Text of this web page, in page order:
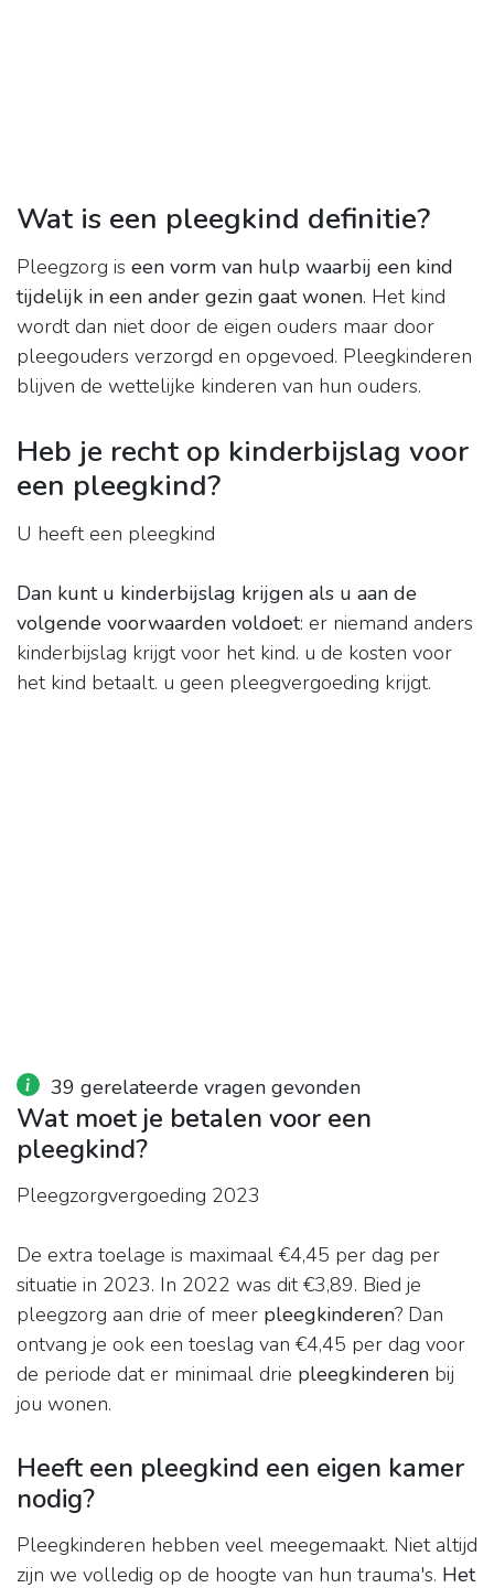
Wat is een pleegkind definitie?
Pleegzorg is een vorm van hulp waarbij een kind
tijdelijk in een ander gezin gaat wonen. Het kind
wordt dan niet door de eigen ouders maar door
pleegouders verzorgd en opgevoed. Pleegkinderen
blijven de wettelijke kinderen van hun ouders.
Heb je recht op kinderbijslag voor
een pleegkind?
U heeft een pleegkind
Dan kunt u kinderbijslag krijgen als u aan de
volgende voorwaarden voldoet: er niemand anders
kinderbijslag krijgt voor het kind. u de kosten voor
het kind betaalt. u geen pleegvergoeding krijgt.
39 gerelateerde vragen gevonden
Wat moet je betalen voor een
pleegkind?
Pleegzorgvergoeding 2023
De extra toelage is maximaal €4,45 per dag per
situatie in 2023. In 2022 was dit €3,89. Bied je
pleegzorg aan drie of meer pleegkinderen? Dan
ontvang je ook een toeslag van €4,45 per dag voor
de periode dat er minimaal drie pleegkinderen bij
jou wonen.
Heeft een pleegkind een eigen kamer
nodig?
Pleegkinderen hebben veel meegemaakt. Niet altijd
zijn we volledig op de hoogte van hun trauma's. Het